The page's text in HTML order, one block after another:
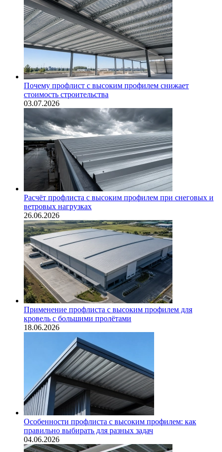
Почему профлист с высоким профилем снижает
стоимость строительства
03.07.2026
Расчёт профлиста с высоким профилем при снеговых и
ветровых нагрузках
26.06.2026
Применение профлиста с высоким профилем для
кровель с большими пролётами
18.06.2026
Особенности профлиста с высоким профилем: как
правильно выбирать для разных задач
04.06.2026